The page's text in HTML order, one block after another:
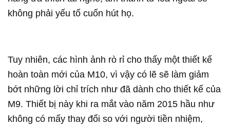
không phải yếu tố cuốn hút họ.
Tuy nhiên, các hình ảnh rò rỉ cho thấy một thiết kế
hoàn toàn mới của M10, vì vậy có lẽ sẽ làm giảm
bớt những lời chỉ trích như đã dành cho thiết kế của
M9. Thiết bị này khi ra mắt vào năm 2015 hầu như
không có mấy thay đổi so với người tiền nhiệm,